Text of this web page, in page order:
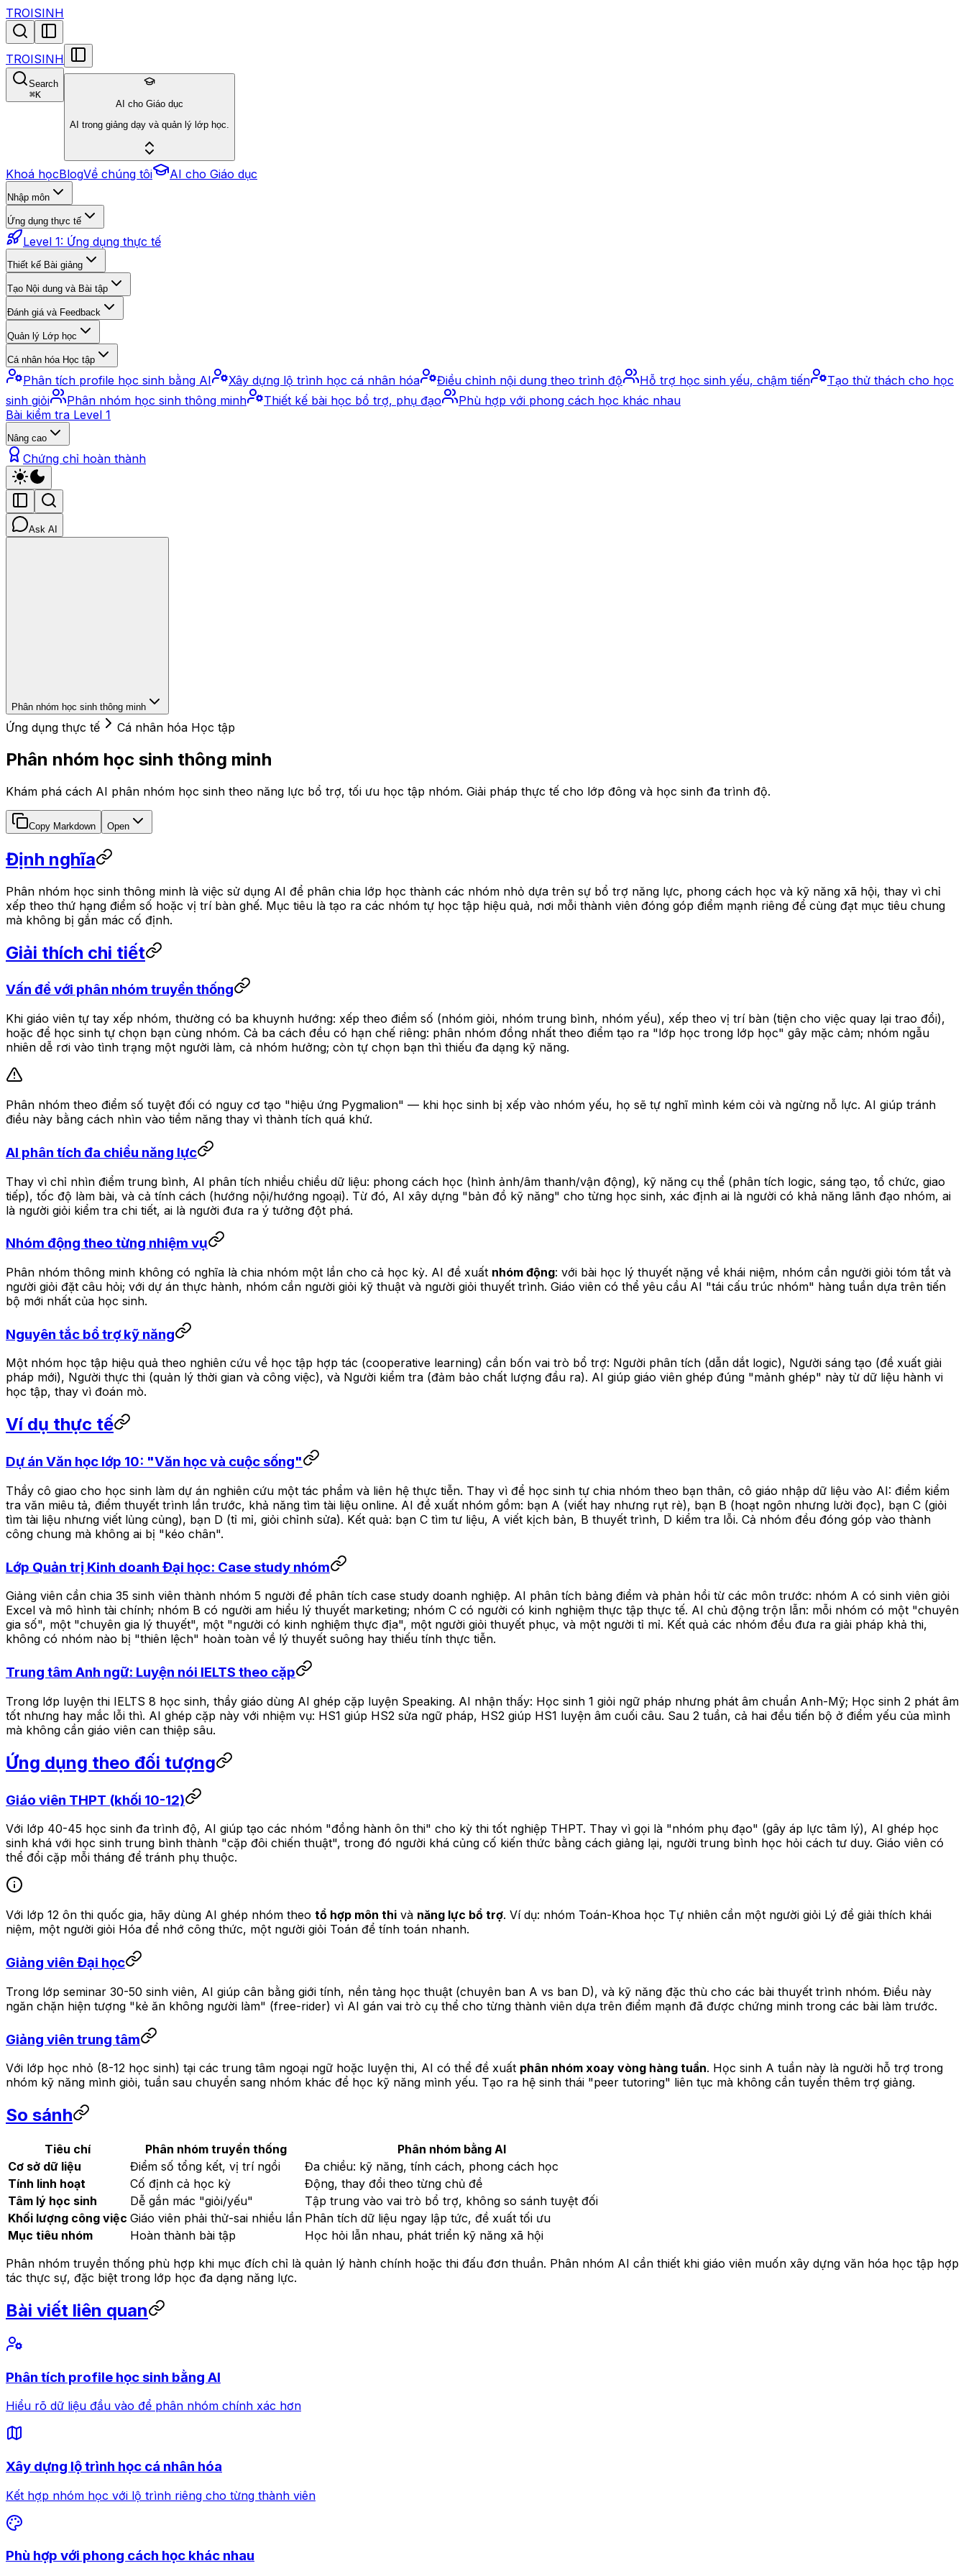
TROISINH
TROISINH
Search
⌘K
AI cho Giáo dục
AI trong giảng dạy và quản lý lớp học.
Khoá họcBlogVề chúng tôi AI cho Giáo dục
Nhập môn
Ứng dụng thực tế
Level 1: Ứng dụng thực tế
Thiết kế Bài giảng
Tạo Nội dung và Bài tập
Đánh giá và Feedback
Quản lý Lớp học
Cá nhân hóa Học tập
Phân tích profile học sinh bằng AI Xây dựng lộ trình học cá nhân hóa Điều chỉnh nội dung theo trình độ Hỗ trợ học sinh yếu, chậm tiến
Tạo thử thách cho học
sinh giỏi
Phân nhóm học sinh thông minh Thiết kế bài học bổ trợ, phụ đạo
Phù hợp với phong cách học khác nhau
Bài kiểm tra Level 1
Nâng cao
Chứng chỉ hoàn thành
Ask AI
Phân nhóm học sinh thông minh
Ứng dụng thực tế Cá nhân hóa Học tập
Phân nhóm học sinh thông minh
Khám phá cách AI phân nhóm học sinh theo năng lực bổ trợ, tối ưu học tập nhóm. Giải pháp thực tế cho lớp đông và học sinh đa trình độ.
Copy Markdown Open
Định nghĩa
Phân nhóm học sinh thông minh là việc sử dụng AI để phân chia lớp học thành các nhóm nhỏ dựa trên sự bổ trợ năng lực, phong cách học và kỹ năng xã hội, thay vì chỉ
xếp theo thứ hạng điểm số hoặc vị trí bàn ghế. Mục tiêu là tạo ra các nhóm tự học tập hiệu quả, nơi mỗi thành viên đóng góp điểm mạnh riêng để cùng đạt mục tiêu chung
mà không bị gắn mác cố định.
Giải thích chi tiết
Vấn đề với phân nhóm truyền thống
Khi giáo viên tự tay xếp nhóm, thường có ba khuynh hướng: xếp theo điểm số (nhóm giỏi, nhóm trung bình, nhóm yếu), xếp theo vị trí bàn (tiện cho việc quay lại trao đổi),
hoặc để học sinh tự chọn bạn cùng nhóm. Cả ba cách đều có hạn chế riêng: phân nhóm đồng nhất theo điểm tạo ra "lớp học trong lớp học" gây mặc cảm; nhóm ngẫu
nhiên dễ rơi vào tình trạng một người làm, cả nhóm hưởng; còn tự chọn bạn thì thiếu đa dạng kỹ năng.
Phân nhóm theo điểm số tuyệt đối có nguy cơ tạo "hiệu ứng Pygmalion" — khi học sinh bị xếp vào nhóm yếu, họ sẽ tự nghĩ mình kém cỏi và ngừng nỗ lực. AI giúp tránh
điều này bằng cách nhìn vào tiềm năng thay vì thành tích quá khứ.
AI phân tích đa chiều năng lực
Thay vì chỉ nhìn điểm trung bình, AI phân tích nhiều chiều dữ liệu: phong cách học (hình ảnh/âm thanh/vận động), kỹ năng cụ thể (phân tích logic, sáng tạo, tổ chức, giao
tiếp), tốc độ làm bài, và cả tính cách (hướng nội/hướng ngoại). Từ đó, AI xây dựng "bản đồ kỹ năng" cho từng học sinh, xác định ai là người có khả năng lãnh đạo nhóm, ai
là người giỏi kiểm tra chi tiết, ai là người đưa ra ý tưởng đột phá.
Nhóm động theo từng nhiệm vụ
Phân nhóm thông minh không có nghĩa là chia nhóm một lần cho cả học kỳ. AI đề xuất nhóm động: với bài học lý thuyết nặng về khái niệm, nhóm cần người giỏi tóm tắt và
người giỏi đặt câu hỏi; với dự án thực hành, nhóm cần người giỏi kỹ thuật và người giỏi thuyết trình. Giáo viên có thể yêu cầu AI "tái cấu trúc nhóm" hàng tuần dựa trên tiến
bộ mới nhất của học sinh.
Nguyên tắc bổ trợ kỹ năng
Một nhóm học tập hiệu quả theo nghiên cứu về học tập hợp tác (cooperative learning) cần bốn vai trò bổ trợ: Người phân tích (dẫn dắt logic), Người sáng tạo (đề xuất giải
pháp mới), Người thực thi (quản lý thời gian và công việc), và Người kiểm tra (đảm bảo chất lượng đầu ra). AI giúp giáo viên ghép đúng "mảnh ghép" này từ dữ liệu hành vi
học tập, thay vì đoán mò.
Ví dụ thực tế
Dự án Văn học lớp 10: "Văn học và cuộc sống"
Thầy cô giao cho học sinh làm dự án nghiên cứu một tác phẩm và liên hệ thực tiễn. Thay vì để học sinh tự chia nhóm theo bạn thân, cô giáo nhập dữ liệu vào AI: điểm kiểm
tra văn miêu tả, điểm thuyết trình lần trước, khả năng tìm tài liệu online. AI đề xuất nhóm gồm: bạn A (viết hay nhưng rụt rè), bạn B (hoạt ngôn nhưng lười đọc), bạn C (giỏi
tìm tài liệu nhưng viết lủng củng), bạn D (tỉ mỉ, giỏi chỉnh sửa). Kết quả: bạn C tìm tư liệu, A viết kịch bản, B thuyết trình, D kiểm tra lỗi. Cả nhóm đều đóng góp vào thành
công chung mà không ai bị "kéo chân".
Lớp Quản trị Kinh doanh Đại học: Case study nhóm
Giảng viên cần chia 35 sinh viên thành nhóm 5 người để phân tích case study doanh nghiệp. AI phân tích bảng điểm và phản hồi từ các môn trước: nhóm A có sinh viên giỏi
Excel và mô hình tài chính; nhóm B có người am hiểu lý thuyết marketing; nhóm C có người có kinh nghiệm thực tập thực tế. AI chủ động trộn lẫn: mỗi nhóm có một "chuyên
gia số", một "chuyên gia lý thuyết", một "người có kinh nghiệm thực địa", một người giỏi thuyết phục, và một người tỉ mỉ. Kết quả các nhóm đều đưa ra giải pháp khả thi,
không có nhóm nào bị "thiên lệch" hoàn toàn về lý thuyết suông hay thiếu tính thực tiễn.
Trung tâm Anh ngữ: Luyện nói IELTS theo cặp
Trong lớp luyện thi IELTS 8 học sinh, thầy giáo dùng AI ghép cặp luyện Speaking. AI nhận thấy: Học sinh 1 giỏi ngữ pháp nhưng phát âm chuẩn Anh-Mỹ; Học sinh 2 phát âm
tốt nhưng hay mắc lỗi thì. AI ghép cặp này với nhiệm vụ: HS1 giúp HS2 sửa ngữ pháp, HS2 giúp HS1 luyện âm cuối câu. Sau 2 tuần, cả hai đều tiến bộ ở điểm yếu của mình
mà không cần giáo viên can thiệp sâu.
Ứng dụng theo đối tượng
Giáo viên THPT (khối 10-12)
Với lớp 40-45 học sinh đa trình độ, AI giúp tạo các nhóm "đồng hành ôn thi" cho kỳ thi tốt nghiệp THPT. Thay vì gọi là "nhóm phụ đạo" (gây áp lực tâm lý), AI ghép học
sinh khá với học sinh trung bình thành "cặp đôi chiến thuật", trong đó người khá củng cố kiến thức bằng cách giảng lại, người trung bình học hỏi cách tư duy. Giáo viên có
thể đổi cặp mỗi tháng để tránh phụ thuộc.
Với lớp 12 ôn thi quốc gia, hãy dùng AI ghép nhóm theo tổ hợp môn thi và năng lực bổ trợ. Ví dụ: nhóm Toán-Khoa học Tự nhiên cần một người giỏi Lý để giải thích khái
niệm, một người giỏi Hóa để nhớ công thức, một người giỏi Toán để tính toán nhanh.
Giảng viên Đại học
Trong lớp seminar 30-50 sinh viên, AI giúp cân bằng giới tính, nền tảng học thuật (chuyên ban A vs ban D), và kỹ năng đặc thù cho các bài thuyết trình nhóm. Điều này
ngăn chặn hiện tượng "kẻ ăn không người làm" (free-rider) vì AI gán vai trò cụ thể cho từng thành viên dựa trên điểm mạnh đã được chứng minh trong các bài làm trước.
Giảng viên trung tâm
Với lớp học nhỏ (8-12 học sinh) tại các trung tâm ngoại ngữ hoặc luyện thi, AI có thể đề xuất phân nhóm xoay vòng hàng tuần. Học sinh A tuần này là người hỗ trợ trong
nhóm kỹ năng mình giỏi, tuần sau chuyển sang nhóm khác để học kỹ năng mình yếu. Tạo ra hệ sinh thái "peer tutoring" liên tục mà không cần tuyển thêm trợ giảng.
So sánh
Tiêu chí Phân nhóm truyền thống
Phân nhóm bằng AI
Cơ sở dữ liệu
Điểm số tổng kết, vị trí ngồi
Đa chiều: kỹ năng, tính cách, phong cách học
Tính linh hoạt
Cố định cả học kỳ
Động, thay đổi theo từng chủ đề
Tâm lý học sinh
Dễ gắn mác "giỏi/yếu"
Tập trung vào vai trò bổ trợ, không so sánh tuyệt đối
Khối lượng công việc Giáo viên phải thử-sai nhiều lần Phân tích dữ liệu ngay lập tức, đề xuất tối ưu
Mục tiêu nhóm
Hoàn thành bài tập
Học hỏi lẫn nhau, phát triển kỹ năng xã hội
Phân nhóm truyền thống phù hợp khi mục đích chỉ là quản lý hành chính hoặc thi đấu đơn thuần. Phân nhóm AI cần thiết khi giáo viên muốn xây dựng văn hóa học tập hợp
tác thực sự, đặc biệt trong lớp học đa dạng năng lực.
Bài viết liên quan
Phân tích profile học sinh bằng AI
Hiểu rõ dữ liệu đầu vào để phân nhóm chính xác hơn
Xây dựng lộ trình học cá nhân hóa
Kết hợp nhóm học với lộ trình riêng cho từng thành viên
Phù hợp với phong cách học khác nhau